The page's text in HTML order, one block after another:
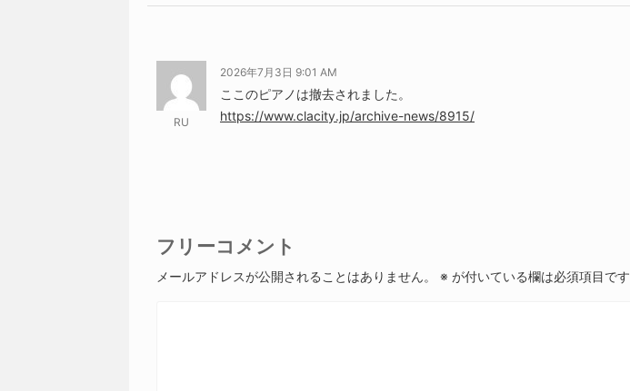
RU
2026年7月3日 9:01 AM
ここのピアノは撤去されました。
https://www.clacity.jp/archive-news/8915/
フリーコメント
メールアドレスが公開されることはありません。 ※ が付いている欄は必須項目です